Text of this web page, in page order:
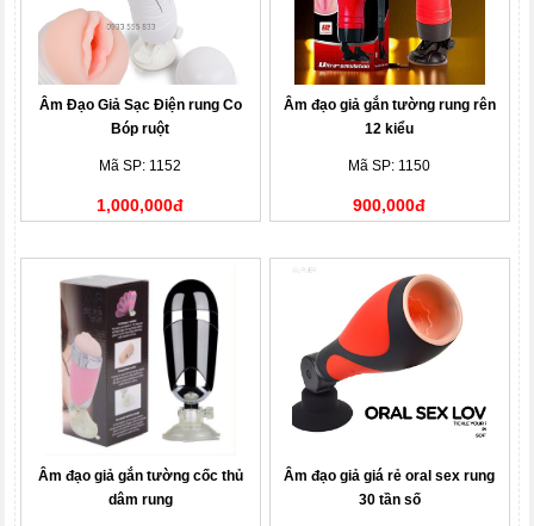
Âm Đạo Giả Sạc Điện rung Co
Bóp ruột
Mã SP: 1152
1,000,000đ
Âm đạo giả gắn tường rung rên
12 kiểu
Mã SP: 1150
900,000đ
Âm đạo giả gắn tường cốc thủ
dâm rung
Âm đạo giả giá rẻ oral sex rung
30 tần số